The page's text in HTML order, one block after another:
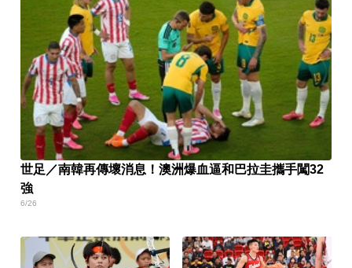
世足／南韓再傳壞消息！澳洲爆血逼和巴拉圭攜手闖32
強
6/26